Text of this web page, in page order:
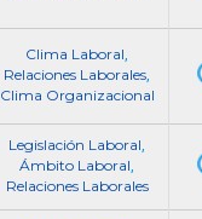
Clima Laboral,
Relaciones Laborales,
Clima Organizacional
Legislación Laboral,
Ámbito Laboral,
Relaciones Laborales